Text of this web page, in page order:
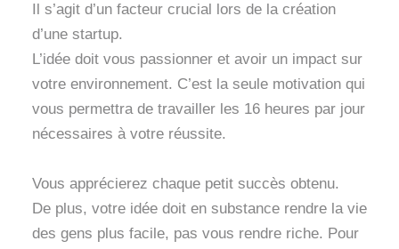
Il s’agit d’un facteur crucial lors de la création
d’une startup.
L’idée doit vous passionner et avoir un impact sur
votre environnement. C’est la seule motivation qui
vous permettra de travailler les 16 heures par jour
nécessaires à votre réussite.
Vous apprécierez chaque petit succès obtenu.
De plus, votre idée doit en substance rendre la vie
des gens plus facile, pas vous rendre riche. Pour